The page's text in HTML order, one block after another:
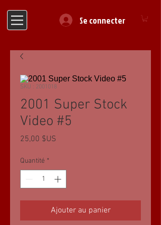
Se connecter
SKU : 2001018
2001 Super Stock
Video #5
25,00 $US
Quantité *
Ajouter au panier